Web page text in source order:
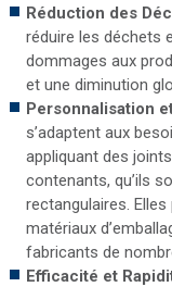
Réduction des
réduire les déchets
dommages aux
et une diminution
Personnalisation
s’adaptent aux
appliquant des
contenants, qu’ils
rectangulaires.
matériaux
fabricants de
Efficacité et